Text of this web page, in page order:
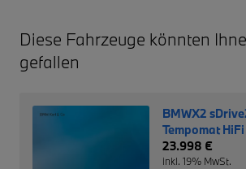
Diese Fahrzeuge könnten
gefallen
BMWX2
Tempomat
Rückfahrkam.
23.998 €
inkl. 19% MwSt.